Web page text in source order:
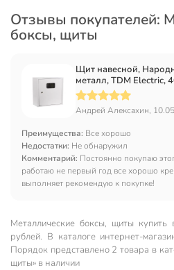
Отзывы покупателей:
боксы, щиты
Щит навесной,
металл, TDM Electric,
SQ0905-0801
Андрей Алексахин,
Преимущества: Все хорошо
Недостатки: Не обнаружил
Комментарий: Постоянно покупаю
работаю не первый год все хорошо
выполняет рекомендую к покупке!
Металлические боксы, щиты
рублей. В каталоге интернет-
Порядок представлено 2 товара в
щиты» в наличии